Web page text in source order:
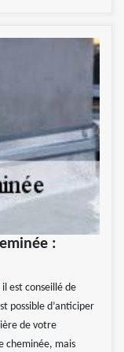
:
est conseillé de
possible d’anticiper
de votre
cheminée, mais